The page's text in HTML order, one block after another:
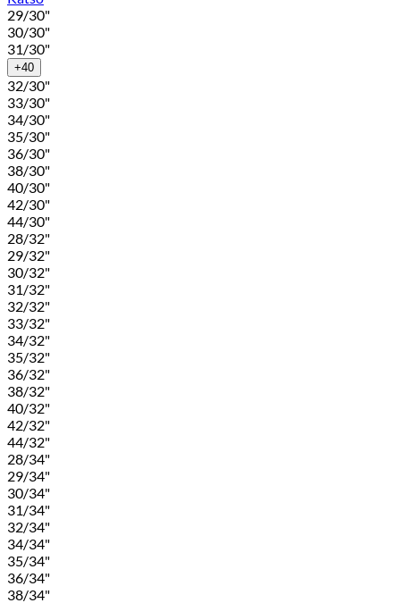
29/30"
30/30"
31/30"
+40
32/30"
33/30"
34/30"
35/30"
36/30"
38/30"
40/30"
42/30"
44/30"
28/32"
29/32"
30/32"
31/32"
32/32"
33/32"
34/32"
35/32"
36/32"
38/32"
40/32"
42/32"
44/32"
28/34"
29/34"
30/34"
31/34"
32/34"
34/34"
35/34"
36/34"
38/34"